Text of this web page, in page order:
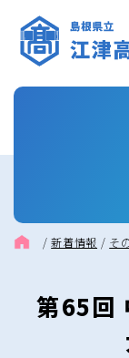
/新着情報 / そ
第65回